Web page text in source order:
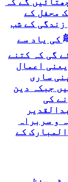
محفل کے
زندگی کے شب
کی یاد سے
گی کہ کتنے
اعمال
ساری
جبکہ دین
کی
و سربراہ
کے